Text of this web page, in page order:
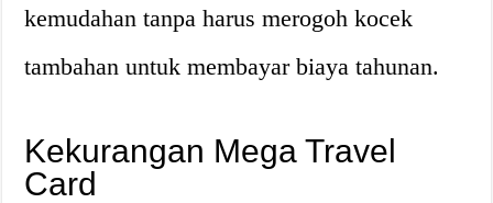
kemudahan tanpa harus merogoh kocek
tambahan untuk membayar biaya tahunan.
Kekurangan Mega Travel
Card